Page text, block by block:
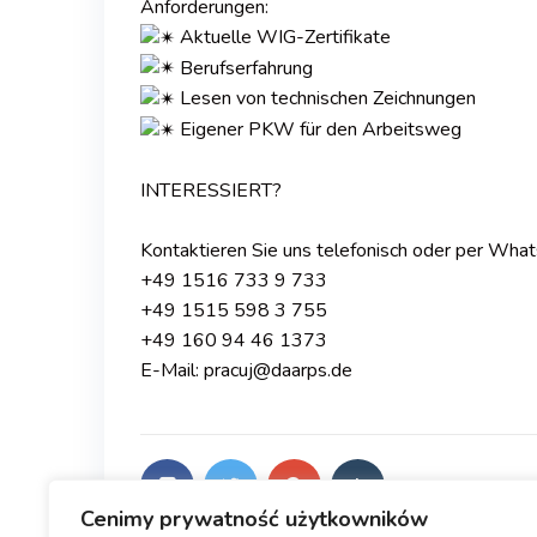
Cenimy prywatność użytkowników
Anforderungen:
Aktuelle WIG-Zertifikate
Berufserfahrung
Lesen von technischen Zeichnungen
Eigener PKW für den Arbeitsweg
INTERESSIERT?
Kontaktieren Sie uns telefonisch oder per
+49 1516 733 9 733
+49 1515 598 3 755
+49 160 94 46 1373
E-Mail: pracuj@daarps.de